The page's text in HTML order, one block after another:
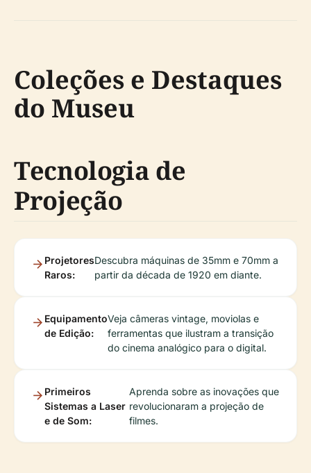
Coleções e Destaques
do Museu
Tecnologia de
Projeção
Projetores
Raros:
Descubra máquinas de 35mm e 70mm a
partir da década de 1920 em diante.
Equipamento
de Edição:
Veja câmeras vintage, moviolas e
ferramentas que ilustram a transição
do cinema analógico para o digital.
Primeiros
Sistemas a Laser
e de Som:
Aprenda sobre as inovações que
revolucionaram a projeção de
filmes.